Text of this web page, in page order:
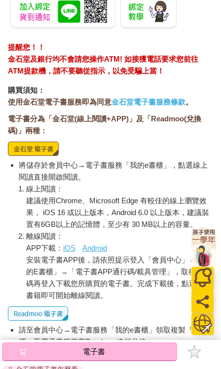
提醒您！！
金石堂及銀行均不會請您操作ATM! 如接獲電話要求您前往
ATM提款機，請不要聽從指示，以免受騙上當！
購買須知：
使用金石堂電子書服務即為同意金石堂電子書服務條款。
電子書分為「金石堂(線上閱讀+APP)」及「Readmoo(兌換
碼)」兩種：
將儲存於會員中心→電子書服務「我的e書櫃」，點選線上
閱讀直接開啟閱讀。
線上閱讀：
建議使用Chrome、Microsoft Edge 有較佳的線上瀏覽效
果， iOS 16 或以上版本，Android 6.0 以上版本，建議裝
置有6GB以上的記憶體，至少有 30 MB以上的容量。
離線閱讀：
APP下載： iOS
Android
安裝電子書APP後，請依照提示登入「會員中心」→「我
的E書櫃」→「電子書APP通行碼/載具管理」，取得通行
碼再登入下載您所購買的電子書。完成下載後，點選任一
書籍即可開始離線閱讀。
請至會員中心→電子書服務「我的e書櫃」領取複製『兌換
碼』至電子書服務商Readmoo進行兌換。
退換貨須知：
電子書